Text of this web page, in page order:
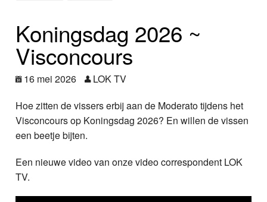
Home
Programma's
Foto's
Webcam
Koningsdag 2026 ~
Visconcours
16 mei 2026
LOK TV
Hoe zitten de vissers erbij aan de Moderato tijdens het
Visconcours op Koningsdag 2026? En willen de vissen
een beetje bijten.
Een nieuwe video van onze video correspondent LOK
TV.